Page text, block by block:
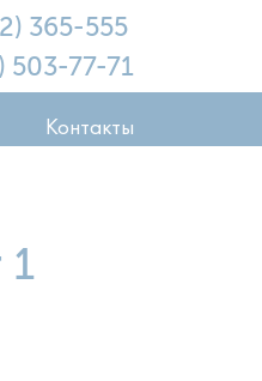
365-555
503-77-71
Контакты
1